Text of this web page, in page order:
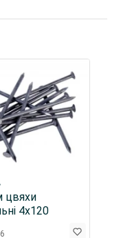
цвяхи
4х120